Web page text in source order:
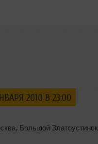
2010 В 23:00
, Большой